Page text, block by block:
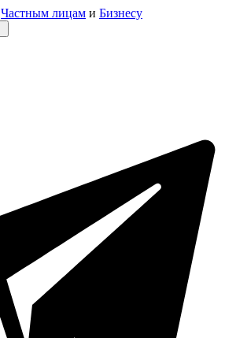
Частным лицам и Бизнесу